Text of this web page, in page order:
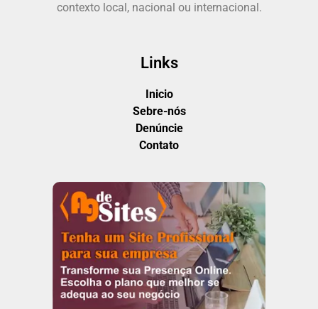
contexto local, nacional ou internacional.
Links
Inicio
Sebre-nós
Denúncie
Contato